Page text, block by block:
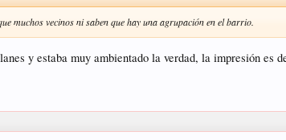
muchos vecinos ni saben que hay una agrupación en el barrio.
y estaba muy ambientado la verdad, la impresión es